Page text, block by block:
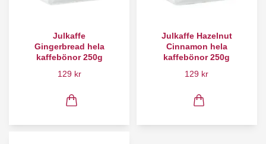
Julkaffe
Gingerbread hela
kaffebönor 250g
129 kr
Julkaffe Hazelnut
Cinnamon hela
kaffebönor 250g
129 kr